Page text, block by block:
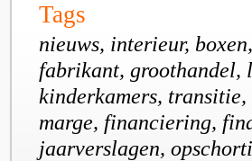
Tags
nieuws, interieur,
fabrikant, groothandel,
kinderkamers,
marge, financiering,
jaarverslagen,